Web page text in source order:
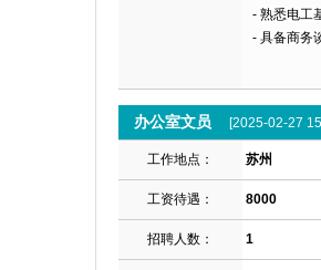
- 熟悉电工
- 具备商务
办公室文员 [2025-02-27
工作地点： 苏州
工资待遇： 8000
招聘人数： 1